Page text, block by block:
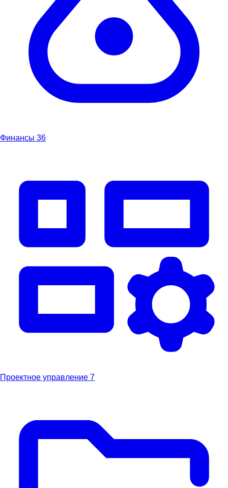
Финансы 36
Проектное управление 7